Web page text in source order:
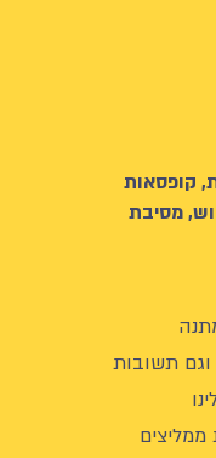
קופסאות
מסיבת
תשובות
ממליצים